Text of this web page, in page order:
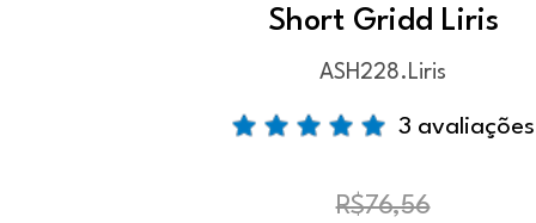
Short Gridd Liris
ASH228.Liris
3 avaliações
R$76,56